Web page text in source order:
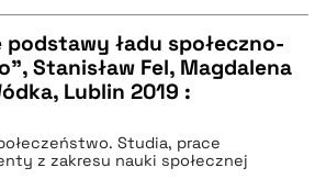
ładu społeczno-
Stanisław Fel, Magdalena
Lublin 2019 :
Studia, prace
z zakresu nauki społecznej